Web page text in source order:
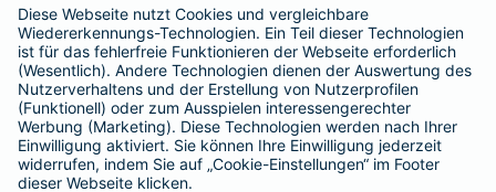
BELIEBTE SEITEN
Kranken-Zusatzversicherung
Tierversicherungen
Haftpflichtversicherung
Hausratversicherung